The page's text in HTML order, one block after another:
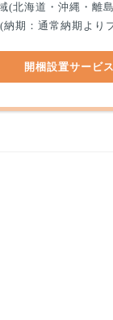
(北海道・沖縄・離
(納期：通常納期より
開梱設置サービ